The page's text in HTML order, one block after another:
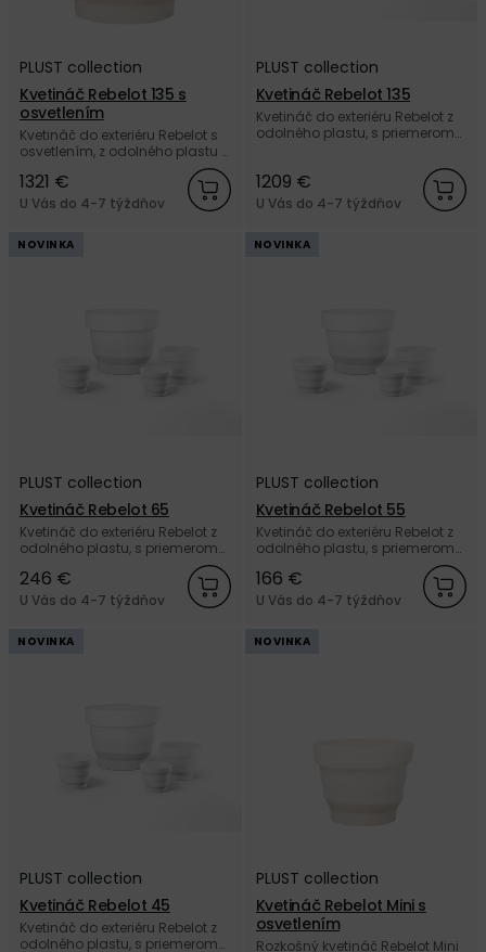
PLUST collection
Kvetináč Rebelot 135 s
osvetlením
Kvetináč do exteriéru Rebelot s
osvetlením, z odolného plastu s
talianskej značky PLUST
collection.
1321 €
U Vás do 4-7 týždňov
PLUST collection
Kvetináč Rebelot 135
Kvetináč do exteriéru Rebelot z
odolného plastu, s priemerom
1209 €
U Vás do 4-7 týždňov
NOVINKA
PLUST collection
Kvetináč Rebelot 65
Kvetináč do exteriéru Rebelot z
odolného plastu, s priemerom
65 cm od talianskej značky
PLUST collection.
246 €
U Vás do 4-7 týždňov
NOVINKA
PLUST collection
Kvetináč Rebelot 55
Kvetináč do exteriéru Rebelot z
odolného plastu, s priemerom
55 cm od talianskej značky
PLUST collection.
166 €
U Vás do 4-7 týždňov
NOVINKA
PLUST collection
Kvetináč Rebelot 45
Kvetináč do exteriéru Rebelot z
odolného plastu, s priemerom
NOVINKA
PLUST collection
Kvetináč Rebelot Mini s
osvetlením
Rozkošný kvetináč Rebelot Mini